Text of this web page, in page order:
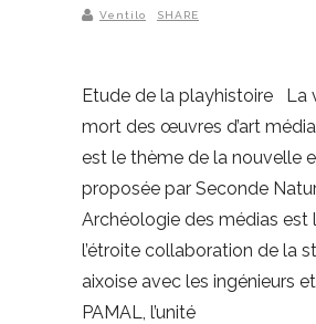
Ventilo SHARE
Etude de la playhistoire La
mort des œuvres d’art
est le thème de la nouvelle
proposée par Seconde
Archéologie des médias est
l’étroite collaboration de la
aixoise avec les ingénieurs
PAMAL, l’unité